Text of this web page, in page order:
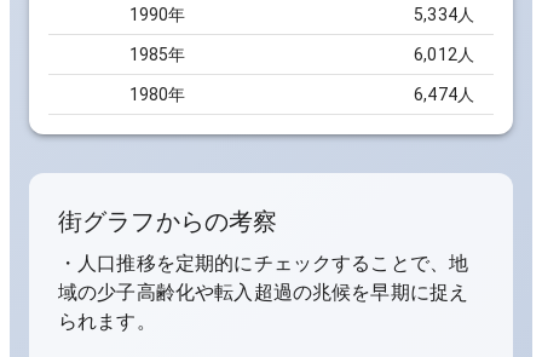
1990年 5,334人
1985年 6,012 人
1980年 6,474人
街グラフからの考察
・人口推移を定期的にチェックすることで、地
域の少子高齢化や転入超過の兆候を早期に捉え
られます。